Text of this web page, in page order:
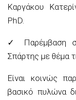
Καργάκου
PhD.
✓ Παρέμβαση
Σπάρτης με θέμα
Είναι κοινώς
βασικό πυλώνα